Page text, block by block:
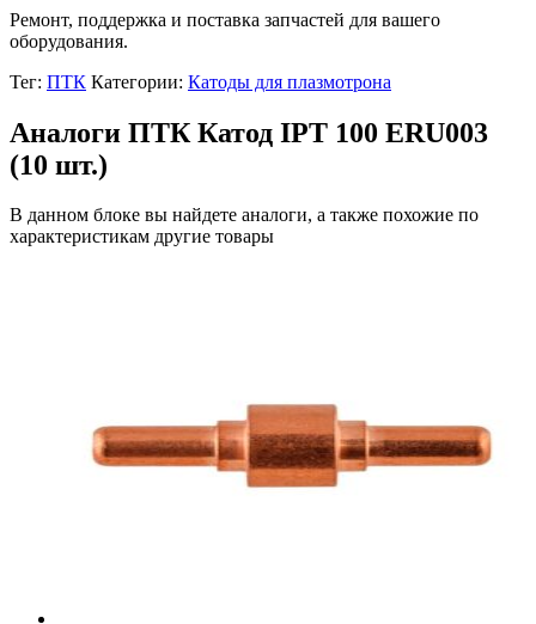
Ремонт, поддержка и поставка запчастей для вашего
оборудования.
Тег: ПТК Категории: Катоды для плазмотрона
Аналоги ПТК Катод IPT 100 ERU003
(10 шт.)
В данном блоке вы найдете аналоги, а также похожие по
характеристикам другие товары